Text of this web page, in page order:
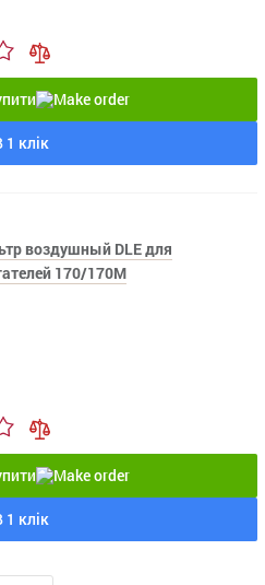
1 клік
воздушный DLE для
170/170M
1 клік